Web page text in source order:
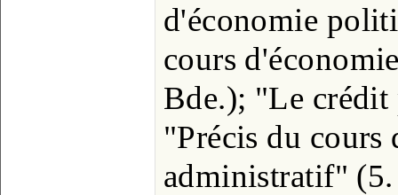
d'économie
cours
Bde.); "Le
"Précis du
administratif"